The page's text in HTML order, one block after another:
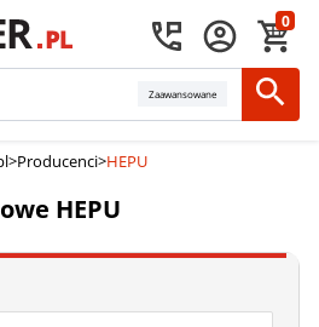
0
Zaawansowane
>Producenci>HEPU
HEPU